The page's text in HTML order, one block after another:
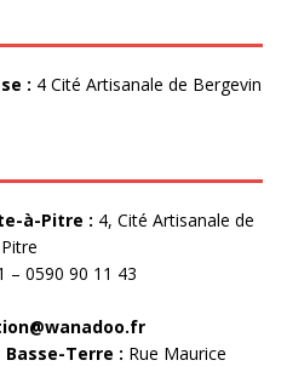
: 4 Cité Artisanale de Bergevin
à-Pitre : 4, Cité Artisanale de
– 0590 90 11 43
Terre : Rue Maurice